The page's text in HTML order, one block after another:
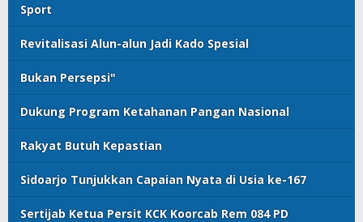
Sport
Revitalisasi Alun-alun Jadi Kado Spesial
Bukan Persepsi"
Dukung Program Ketahanan Pangan Nasional
Rakyat Butuh Kepastian
Sidoarjo Tunjukkan Capaian Nyata di Usia ke-167
Sertijab Ketua Persit KCK Koorcab Rem 084 PD